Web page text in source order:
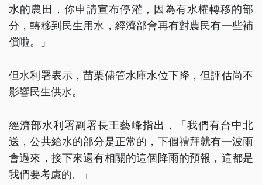
水的農田，你申請宣布停灌，因為有水權轉移的部
分，轉移到民生用水，經濟部會再有對農民有一些補
償啦。」
但水利署表示，苗栗儘管水庫水位下降，但評估尚不
影響民生供水。
經濟部水利署副署長王藝峰指出，「我們有台中北
送，公共給水的部分是正常的，下個禮拜就有一波雨
會過來，接下來還有相關的這個降雨的預報，這都是
我們要考慮的。」